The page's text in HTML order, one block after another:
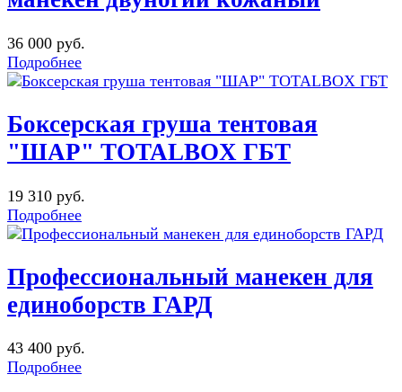
36 000 руб.
Подробнее
Боксерская груша тентовая
"ШАР" TOTALBOX ГБТ
19 310 руб.
Подробнее
Профессиональный манекен для
единоборств ГАРД
43 400 руб.
Подробнее